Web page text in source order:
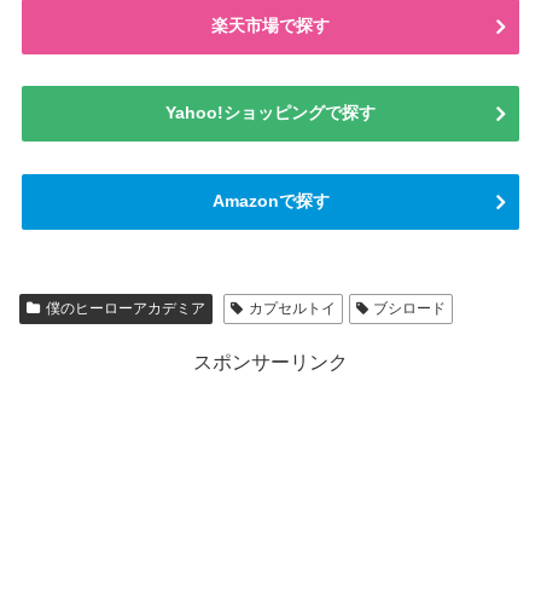
楽天市場で探す
Yahoo!ショッピングで探す
Amazonで探す
僕のヒーローアカデミア カプセルトイ ブシロード
スポンサーリンク